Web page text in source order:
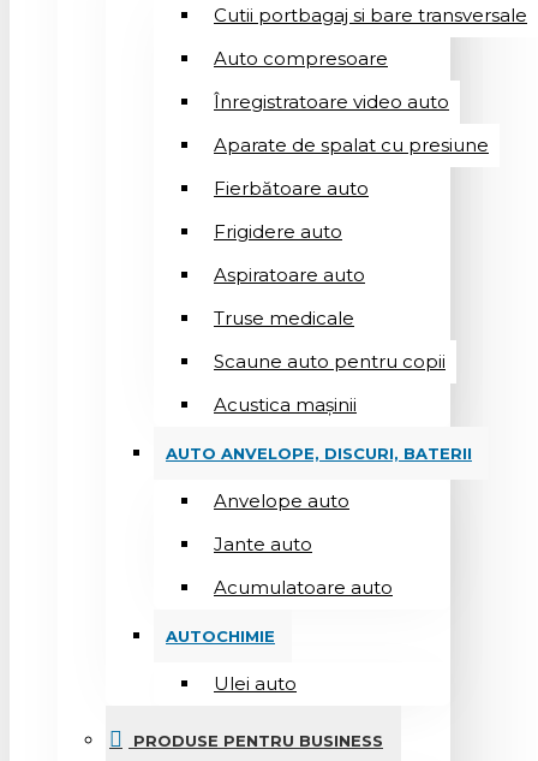
Cutii portbagaj si bare transversale
Auto compresoare
Înregistratoare video auto
Aparate de spalat cu presiune
Fierbătoare auto
Frigidere auto
Aspiratoare auto
Truse medicale
Scaune auto pentru copii
Acustica mașinii
AUTO ANVELOPE, DISCURI, BATERII
Anvelope auto
Jante auto
Acumulatoare auto
AUTOCHIMIE
Ulei auto
PRODUSE PENTRU BUSINESS